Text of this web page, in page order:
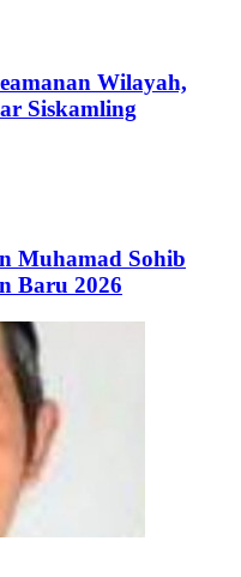
Wilayah,
Siskamling
Muhamad Sohib
Baru 2026